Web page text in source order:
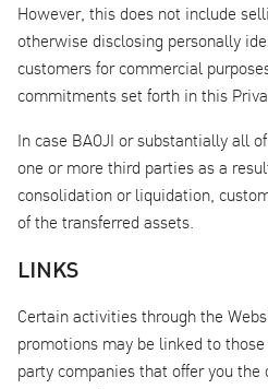
However, this does not include
otherwise disclosing personally
customers for commercial
commitments set forth in this
In case BAOJI or substantially all
one or more third parties as a
consolidation or liquidation,
of the transferred assets.
LINKS
Certain activities through the
promotions may be linked to
party companies that offer you the